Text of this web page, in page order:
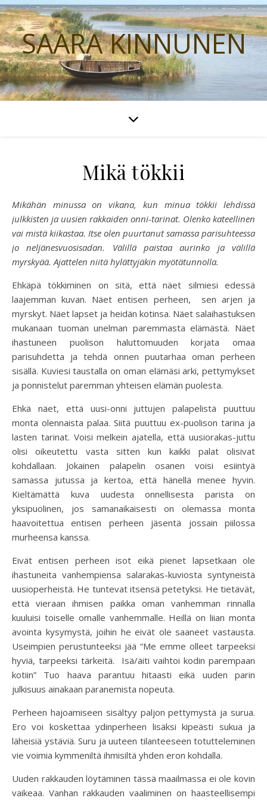
SAARA KINNUNEN
Mikä tökkii
Mikähän minussa on vikana, kun minua tökkii lehdissä
julkkisten ja uusien rakkaiden onni-tarinat. Olenko kateellinen
vai mistä kiikastaa. Itse olen puurtanut samassa parisuhteessa
jo neljänesvuosisadan. Välillä paistaa aurinko ja välillä
myrskyää. Ajattelen niitä hylättyjäkin myötätunnolla.
Ehkäpä tökkiminen on sitä, että näet silmiesi edessä
laajemman kuvan. Näet entisen perheen, sen arjen ja
myrskyt. Näet lapset ja heidän kotinsa. Näet salaihastuksen
mukanaan tuoman unelman paremmasta elämästä. Näet
ihastuneen puolison haluttomuuden korjata omaa
parisuhdetta ja tehdä onnen puutarhaa oman perheen
sisällä. Kuviesi taustalla on oman elämäsi arki, pettymykset
ja ponnistelut paremman yhteisen elämän puolesta.
Ehkä näet, että uusi-onni juttujen palapelistä puuttuu
monta olennaista palaa. Siitä puuttuu ex-puolison tarina ja
lasten tarinat. Voisi melkein ajatella, että uusiorakas-juttu
olisi oikeutettu vasta sitten kun kaikki palat olisivat
kohdallaan. Jokainen palapelin osanen voisi esiintyä
samassa jutussa ja kertoa, että hänellä menee hyvin.
Kieltämättä kuva uudesta onnellisesta parista on
yksipuolinen, jos samanaikaisesti on olemassa monta
haavoitettua entisen perheen jäsentä jossain piilossa
murheensa kanssa.
Eivät entisen perheen isot eikä pienet lapsetkaan ole
ihastuneita vanhempiensa salarakas-kuviosta syntyneistä
uusioperheistä. He tuntevat itsensä petetyksi. He tietävät,
että vieraan ihmisen paikka oman vanhemman rinnalla
kuuluisi toiselle omalle vanhemmalle. Heillä on liian monta
avointa kysymystä, joihin he eivät ole saaneet vastausta.
Useimpien perustunteeksi jää “Me emme olleet tarpeeksi
hyviä, tarpeeksi tärkeitä. Isä/äiti vaihtoi kodin parempaan
kotiin” Tuo haava parantuu hitaasti eikä uuden parin
julkisuus ainakaan paranemista nopeuta.
Perheen hajoamiseen sisältyy paljon pettymystä ja surua.
Ero voi koskettaa ydinperheen lisäksi kipeästi sukua ja
läheisiä ystäviä. Suru ja uuteen tilanteeseen totutteleminen
vie voimia kymmeniltä ihmisiltä yhden eron kohdalla.
Uuden rakkauden löytäminen tässä maailmassa ei ole kovin
vaikeaa. Vanhan rakkauden vaaliminen on haasteellisempi